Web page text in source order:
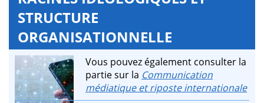
STRUCTURE
ORGANISATIONNELLE
Vous pouvez également consulter la
partie sur la Communication
médiatique et riposte internationale